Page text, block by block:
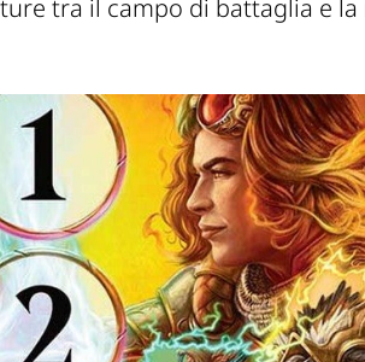
tra il campo di battaglia e